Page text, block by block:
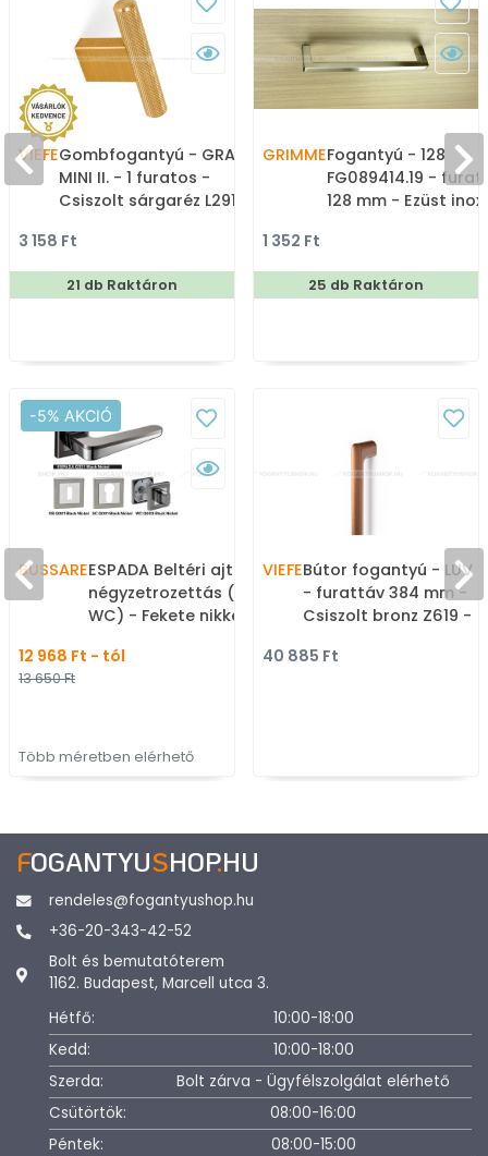
VIEFEGombfogantyú - GRAF
MINI II. - 1 furatos -
Csiszolt sárgaréz L291 -
fém gombfogantyú,
bútorgomb
3 158 Ft
21 db Raktáron
GRIMMEFogantyú - 128
FG089414.19 -
128 mm - Ezüst inox
gyártott fém
bútorfogantyú
1 352 Ft
25 db Raktáron
-5% AKCIÓ
BUSSAREESPADA Beltéri ajtókilincs
négyzetrozettás (BB PZ
WC) - Fekete nikkel,
ötvözet - Modern
12 968 Ft - tól
13 650 Ft
Több méretben elérhető
VIEFEBútor fogantyú - LUV
- furattáv 384 mm -
Csiszolt bronz Z619 -
méretben gyártott
40 885 Ft
FOGANTYUSHOP.HU
rendeles@fogantyushop.hu
+36-20-343-42-52
Bolt és bemutatóterem
1162. Budapest, Marcell utca 3.
Hétfő:
10:00-18:00
Kedd:
10:00-18:00
Szerda:
Bolt zárva - Ügyfélszolgálat elérhető
Csütörtök:
08:00-16:00
Péntek:
08:00-15:00